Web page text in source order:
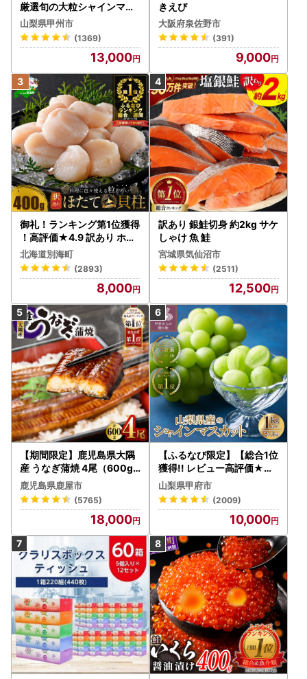
厳選旬の大粒シャインマス
カット 約1.3kg 2～3房【2
026年発送】（MG）B12-
472 FN-Limited-VO シャ
インマスカット フルーツ
山梨県甲州市
(1369)
13,000
きえび
大阪府泉佐野市
(391)
9,000
御礼！ランキング第1位獲得
！高評価★4.9 訳あり ホタ
テ 400g（ほたて 帆立 貝柱
冷凍 ）
北海道別海町
(2893)
8,000
訳あり 銀鮭切身 約2kg サケ
しゃけ 魚 鮭
宮城県気仙沼市
(2511)
12,500
【期間限定】鹿児島県大隅
産 うなぎ蒲焼 4尾（600g
） KN007-004-04-cp18
うなぎ 鰻 魚 惣菜 総菜
鹿児島県鹿屋市
(5765)
18,000
【ふるなび限定】【総合1位
獲得!! レビュー高評価★】
〈2026年度配送分〉山梨
県産 シャインマスカット 2
～3房（1.0kg以上）シャイ
ン フルーツ FN-Limited-S
P
山梨県甲府市
(2009)
10,000